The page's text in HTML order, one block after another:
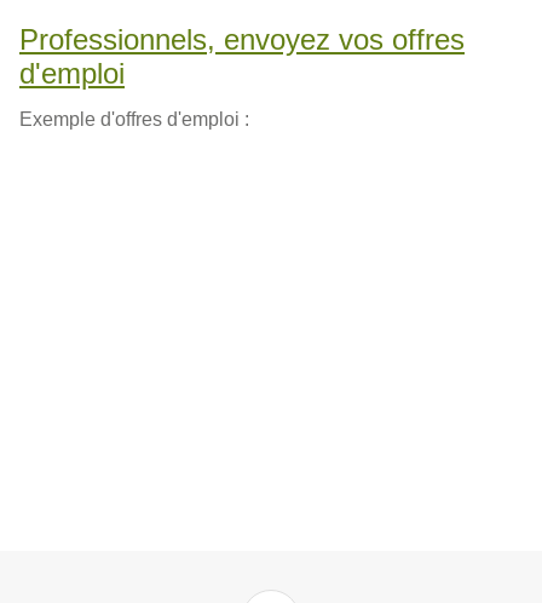
Professionnels, envoyez vos offres
d'emploi
Exemple d'offres d'emploi :